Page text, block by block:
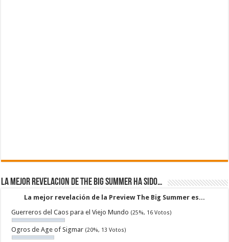
La mejor revelacion de The Big Summer ha sido…
La mejor revelación de la Preview The Big Summer es...
Guerreros del Caos para el Viejo Mundo (25%, 16 Votos)
Ogros de Age of Sigmar (20%, 13 Votos)